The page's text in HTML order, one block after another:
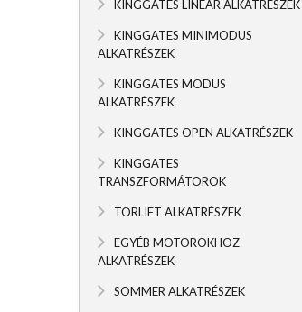
KINGGATES LINEAR ALKATRÉSZEK
KINGGATES MINIMODUS
ALKATRÉSZEK
KINGGATES MODUS
ALKATRÉSZEK
KINGGATES OPEN ALKATRÉSZEK
KINGGATES
TRANSZFORMÁTOROK
TORLIFT ALKATRÉSZEK
EGYÉB MOTOROKHOZ
ALKATRÉSZEK
SOMMER ALKATRÉSZEK